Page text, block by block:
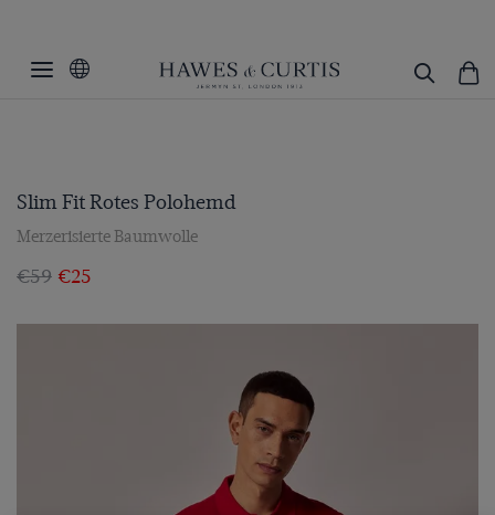
Slim Fit Rotes Polohemd
Merzerisierte Baumwolle
€59 €25